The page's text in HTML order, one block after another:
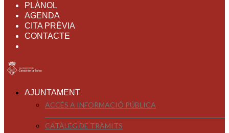
PLÀNOL
AGENDA
CITA PRÈVIA
CONTACTE
AJUNTAMENT
ACCÉS A INFORMACIÓ PÚBLICA
CATÀLEG DE TRÀMITS